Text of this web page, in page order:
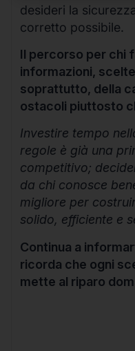
desideri la
corretto possibile.
Il percorso per chi
informazioni,
soprattutto, della
ostacoli piuttosto
Investire tempo
regole è già una
competitivo;
da chi conosce
migliore per
solido, efficiente e
Continua a
ricorda che ogni
mette al riparo